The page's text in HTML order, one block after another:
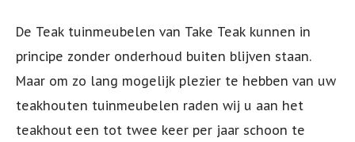
De Teak tuinmeubelen van Take Teak kunnen in
principe zonder onderhoud buiten blijven staan.
Maar om zo lang mogelijk plezier te hebben van uw
teakhouten tuinmeubelen raden wij u aan het
teakhout een tot twee keer per jaar schoon te